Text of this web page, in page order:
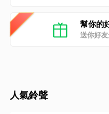
幫你的
送你好
人氣鈴聲